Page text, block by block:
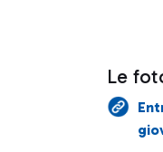
Le